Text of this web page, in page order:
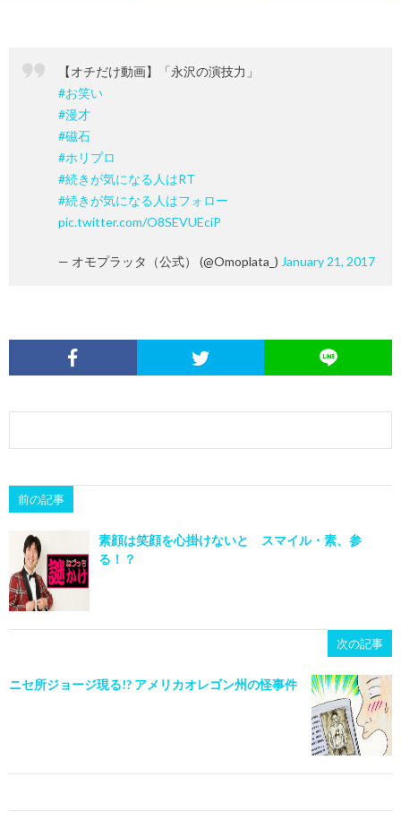
【オチだけ動画】「永沢の演技力」
#お笑い
#漫才
#磁石
#ホリプロ
#続きが気になる人はRT
#続きが気になる人はフォロー
pic.twitter.com/O8SEVUEciP
— オモプラッタ（公式） (@Omoplata_) January 21, 2017
前の記事
素顔は笑顔を心掛けないと スマイル・素、参
る！？
次の記事
ニセ所ジョージ現る!? アメリカオレゴン州の怪事件